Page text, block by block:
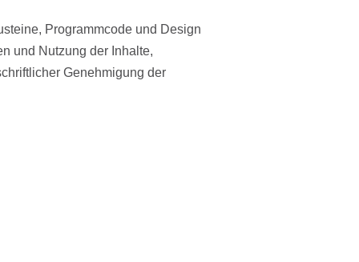
Programmcode und Design
und Nutzung der Inhalte,
Genehmigung der